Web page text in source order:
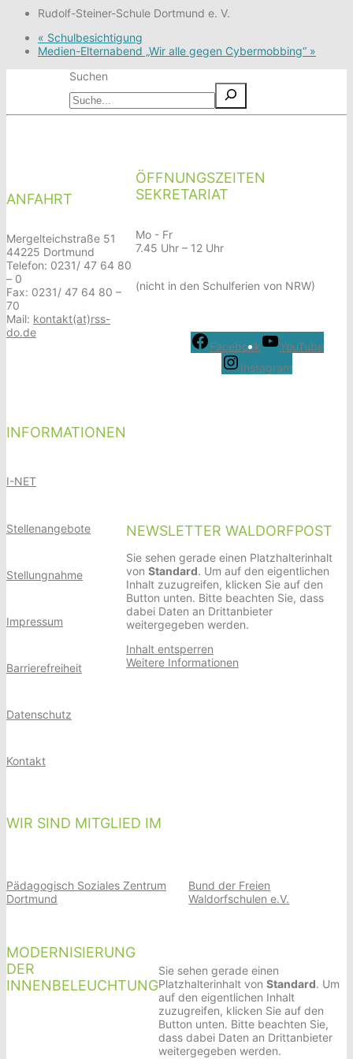
Rudolf-Steiner-Schule Dortmund e. V.
« Schulbesichtigung
Medien-Elternabend „Wir alle gegen Cybermobbing“ »
Suchen
ANFAHRT
Mergelteichstraße 51
44225 Dortmund
Telefon: 0231/ 47 64 80
– 0
Fax: 0231/ 47 64 80 –
70
Mail: kontakt(at)rss-
do.de
ÖFFNUNGSZEITEN
SEKRETARIAT
Mo - Fr
7.45 Uhr – 12 Uhr
(nicht in den Schulferien von NRW)
Facebook
YouTube
Instagram
INFORMATIONEN
I-NET
Stellenangebote
Stellungnahme
Impressum
Barrierefreiheit
Datenschutz
Kontakt
NEWSLETTER WALDORFPOST
Sie sehen gerade einen Platzhalterinhalt
von Standard. Um auf den eigentlichen
Inhalt zuzugreifen, klicken Sie auf den
Button unten. Bitte beachten Sie, dass
dabei Daten an Drittanbieter
weitergegeben werden.
Inhalt entsperren
Weitere Informationen
WIR SIND MITGLIED IM
Pädagogisch Soziales Zentrum
Dortmund
Bund der Freien
Waldorfschulen e.V.
MODERNISIERUNG
DER
INNENBELEUCHTUNG
Sie sehen gerade einen
Platzhalterinhalt von Standard. Um
auf den eigentlichen Inhalt
zuzugreifen, klicken Sie auf den
Button unten. Bitte beachten Sie,
dass dabei Daten an Drittanbieter
weitergegeben werden.